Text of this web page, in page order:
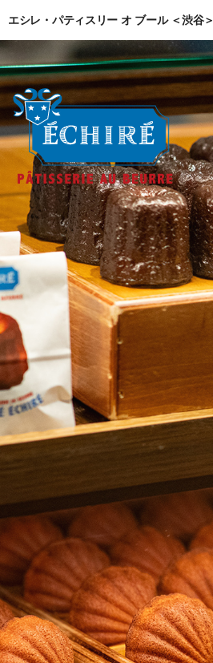
エシレ・パティスリー オ ブール ＜渋谷＞